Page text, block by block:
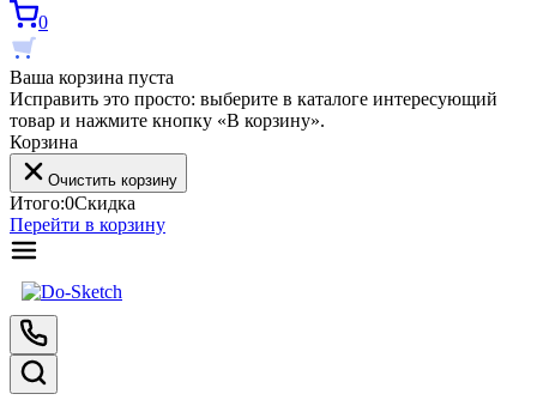
0
Ваша корзина пуста
Исправить это просто: выберите в каталоге интересующий
товар и нажмите кнопку «В корзину».
Корзина
Очистить корзину
Итого:0Скидка
Перейти в корзину